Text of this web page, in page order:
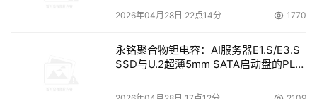
2026年04月28日 22点14分 1770
永铭聚合物钽电容：AI服务器E1.S/E3.S
SSD与U.2超薄5mm SATA启动盘的PLP